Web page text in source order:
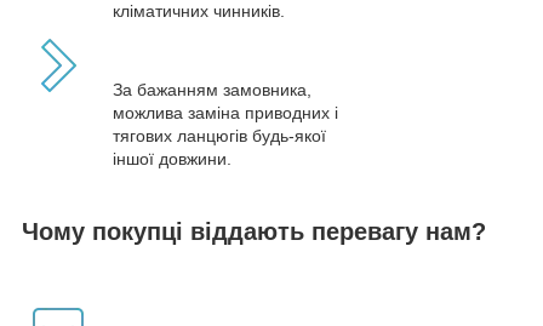
кліматичних чинників.
За бажанням замовника,
можлива заміна приводних і
тягових ланцюгів будь-якої
іншої довжини.
Чому покупці віддають перевагу нам?